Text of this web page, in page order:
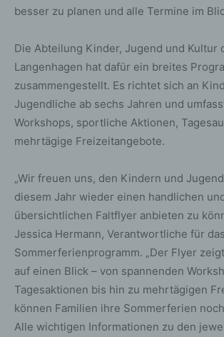
besser zu planen und alle Termine im
Die Abteilung Kinder, Jugend und Kultur
Langenhagen hat dafür ein breites
zusammengestellt. Es richtet sich an
Jugendliche ab sechs Jahren und
Workshops, sportliche Aktionen,
mehrtägige Freizeitangebote.
„Wir freuen uns, den Kindern und
diesem Jahr wieder einen handlichen
übersichtlichen Faltflyer anbieten zu
Jessica Hermann, Verantwortliche für das
Sommerferienprogramm. „Der Flyer
auf einen Blick – von spannenden
Tagesaktionen bis hin zu mehrtägigen
können Familien ihre Sommerferien
Alle wichtigen Informationen zu den